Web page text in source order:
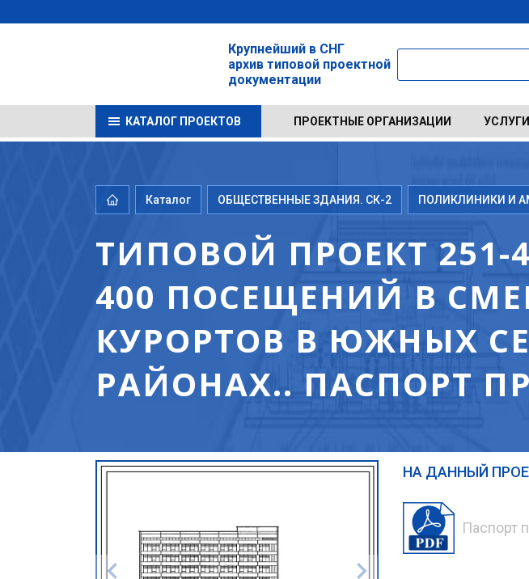
Крупнейший в СНГ
архив типовой проектной
документации
КАТАЛОГ ПРОЕКТОВ ПРОЕКТНЫЕ ОРГАНИЗАЦИИ
Каталог ОБЩЕСТВЕННЫЕ ЗДАНИЯ. СК-2 ПОЛИКЛИНИКИ И
ТИПОВОЙ ПРОЕКТ
400 ПОСЕЩЕНИЙ В
КУРОРТОВ В ЮЖНЫХ
РАЙОНАХ.. ПАСПОРТ
НА ДАННЫЙ
Паспорт